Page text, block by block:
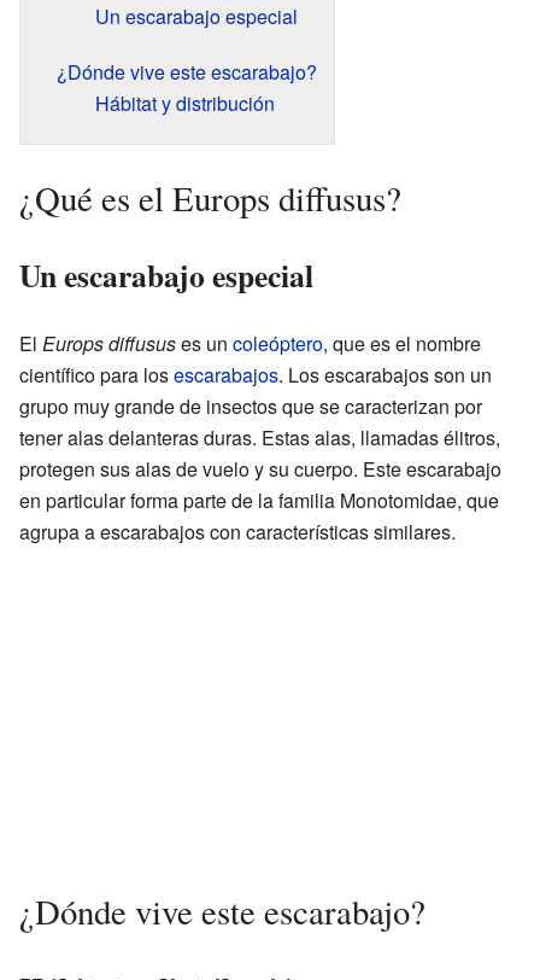
Un escarabajo especial
¿Dónde vive este escarabajo?
Hábitat y distribución
¿Qué es el Europs diffusus?
Un escarabajo especial
El Europs diffususes un coleóptero, que es el nombre
científico para losescarabajos. Los escarabajos son un
grupo muy grande de insectos que se caracterizan por
tener alas delanteras duras. Estas alas, llamadas élitros,
protegen sus alas de vuelo y su cuerpo. Este escarabajo
en particular forma parte de la familia Monotomidae, que
agrupa a escarabajos con características similares.
¿Dónde vive este escarabajo?